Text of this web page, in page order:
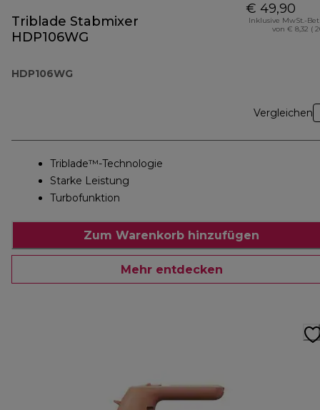
Triblade Stabmixer
HDP106WG
HDP106WG
€ 49,90
Inklusive MwSt.-
von € 8,32 (
Vergleichen
Triblade™-Technologie
Starke Leistung
Turbofunktion
Zum Warenkorb hinzufügen
Mehr entdecken